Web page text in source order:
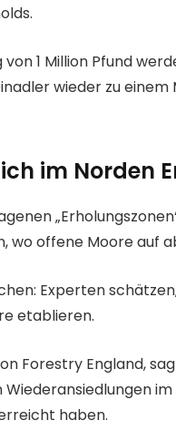
1 Million Pfund
wieder zu
im Norden
wo offene Moore auf
Experten
etablieren.
Forestry England,
haben.